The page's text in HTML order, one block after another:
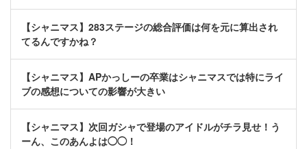
【シャニマス】283ステージの総合評価は何を元に算出され
てるんですかね？
【シャニマス】APかっしーの卒業はシャニマスでは特にライ
ブの感想についての影響が大きい
【シャニマス】次回ガシャで登場のアイドルがチラ見せ！う
ーん、このあんよは◯◯！